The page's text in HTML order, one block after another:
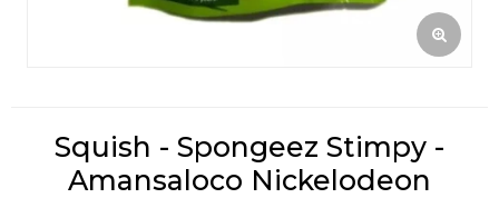
Squish - Spongeez Stimpy -
Amansaloco Nickelodeon